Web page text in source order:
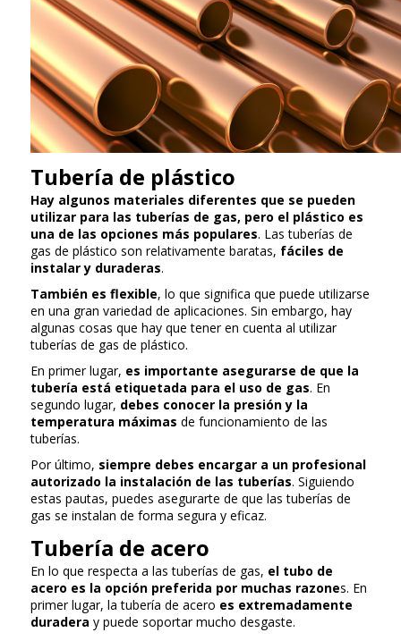
Tubería de plástico
Hay algunos materiales diferentes que se pueden
utilizar para las tuberías de gas, pero el plástico es
una de las opciones más populares. Las tuberías de
gas de plástico son relativamente baratas, fáciles de
instalar y duraderas.
También es flexible, lo que significa que puede utilizarse
en una gran variedad de aplicaciones. Sin embargo, hay
algunas cosas que hay que tener en cuenta al utilizar
tuberías de gas de plástico.
En primer lugar, es importante asegurarse de que la
tubería está etiquetada para el uso de gas. En
segundo lugar, debes conocer la presión y la
temperatura máximas de funcionamiento de las
tuberías.
Por último, siempre debes encargar a un profesional
autorizado la instalación de las tuberías. Siguiendo
estas pautas, puedes asegurarte de que las tuberías de
gas se instalan de forma segura y eficaz.
Tubería de acero
En lo que respecta a las tuberías de gas, el tubo de
acero es la opción preferida por muchas razones. En
primer lugar, la tubería de acero es extremadamente
duradera y puede soportar mucho desgaste.